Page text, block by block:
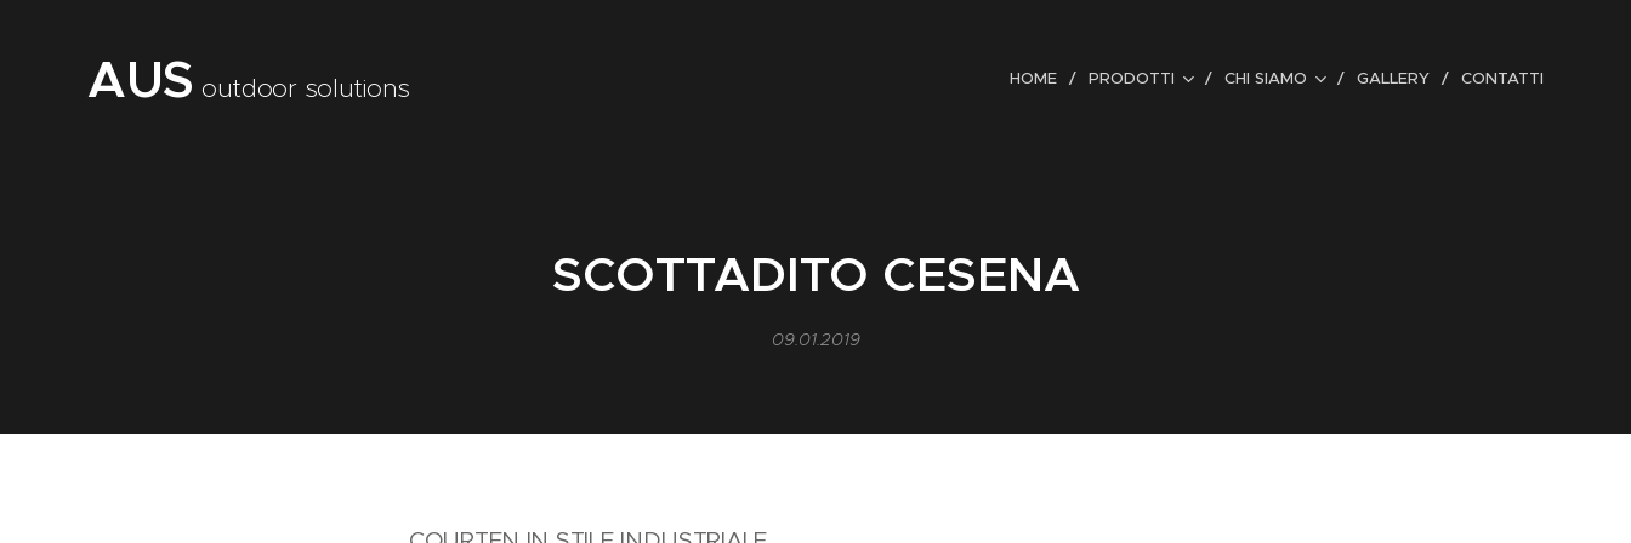
AUS outdoor solutions HOME PRODOTTI CHI SIAMO GALLERY CONTATTI
SCOTTADITO CESENA
09.01.2019